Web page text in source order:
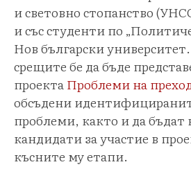
и световно стопанство
и със студенти по
Нов български
срещите бе да бъде
проектаПроблеми на
обсъдени
проблеми, както и да бъдат
кандидати за участие в
късните му етапи.